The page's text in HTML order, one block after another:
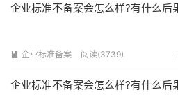
企业标准不备案会怎么样?有什么后
 企业标准备案 阅读(3739)
企业标准不备案会怎么样?有什么后